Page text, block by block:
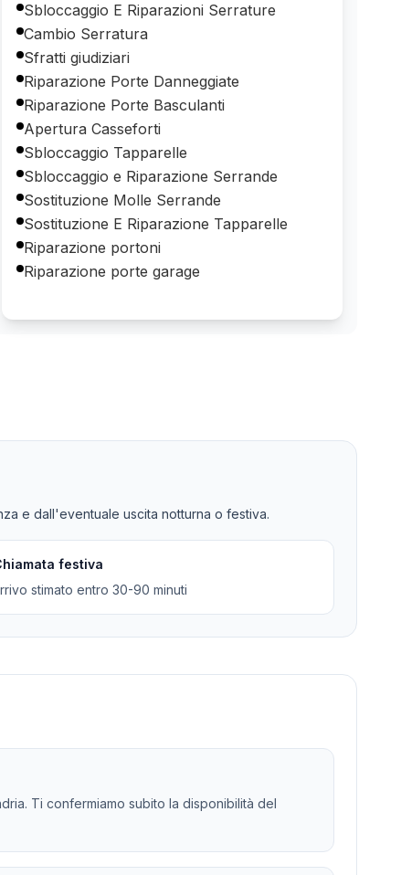
Sbloccaggio E Riparazioni Serrature
Cambio Serratura
Sfratti giudiziari
Riparazione Porte Danneggiate
Riparazione Porte Basculanti
Apertura Casseforti
Sbloccaggio Tapparelle
Sbloccaggio e Riparazione Serrande
Sostituzione Molle Serrande
Sostituzione E Riparazione Tapparelle
Riparazione portoni
Riparazione porte garage
e dall'eventuale uscita notturna o festiva.
festiva
stimato entro 30-90 minuti
Ti confermiamo subito la disponibilità del